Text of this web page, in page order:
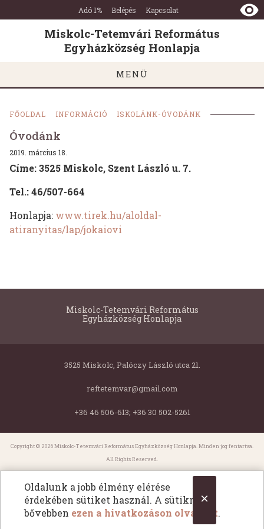
×
Oldalunk a jobb élmény elérése
érdekében sütiket használ. A sütikről
bővebben ezen a hivatkozáson olvashat.
Miskolc-
Tetemvári
Református
Egyházközség
Honlapja
Ugrás a tartalomra
Ugrás a láblécre
Adó 1% Belépés Kapcsolat
Miskolc-Tetemvári Református
Egyházközség Honlapja
MENÜ
FŐOLDAL INFORMÁCIÓ ISKOLÁNK-ÓVODÁNK
Óvodánk
2019. március 18.
Címe: 3525 Miskolc, Szent László u. 7.
Tel.: 46/507-664
Honlapja: www.tirek.hu/aloldal-
atiranyitas/lap/jokaiovi
Miskolc-Tetemvári Református
Egyházközség Honlapja
3525 Miskolc, Palóczy László utca 21.
reftetemvar@gmail.com
+36 46 506-613; +36 30 502-5261
Copyright © 2026 Miskolc-Tetemvári Református Egyházközség Honlapja. Minden jog fentartva.
All Rights Reserved.